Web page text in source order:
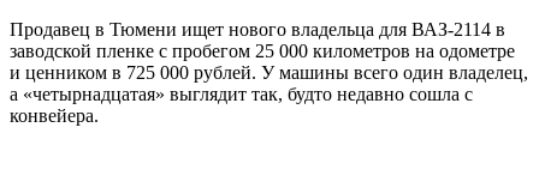
Продавец в Тюмени ищет нового владельца для ВАЗ-2114 в
заводской пленке с пробегом 25 000 километров на одометре
и ценником в 725 000 рублей. У машины всего один владелец,
а «четырнадцатая» выглядит так, будто недавно сошла с
конвейера.